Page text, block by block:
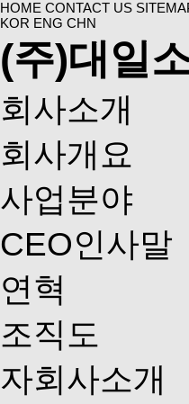
HOME CONTACT US
KOR ENG CHN
(주)대일
회사소개
회사개요
사업분야
CEO인사말
연혁
조직도
자회사소개